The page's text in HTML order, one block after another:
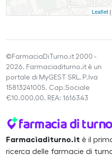
Leaflet
©FarmaciaDiTurno.it 2000 -
2026. Farmaciaditurno.it è un
portale di MyGEST SRL, P.Iva
15813241005. Cap.Sociale
€10.000,00. REA: 1616343
Farmaciaditurno.it è il
ricerca delle farmacie di